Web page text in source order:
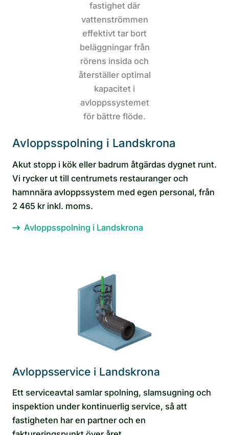
Avloppsspolning i Landskrona
Akut stopp i kök eller badrum åtgärdas dygnet runt.
Vi rycker ut till centrumets restauranger och
hamnnära avloppssystem med egen personal, från
2 465 kr inkl. moms.
Avloppsspolning i Landskrona
Avloppsservice i Landskrona
Ett serviceavtal samlar spolning, slamsugning och
inspektion under kontinuerlig service, så att
fastigheten har en partner och en